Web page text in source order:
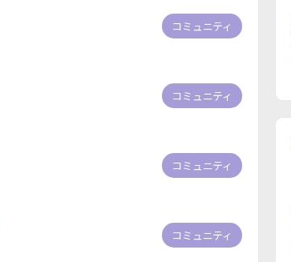
コミュニティ
コミュニティ
コミュニティ
コミュニティ